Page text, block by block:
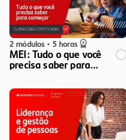
2 módulos • 5 horas
MEI: Tudo o que você
precisa saber para
começar